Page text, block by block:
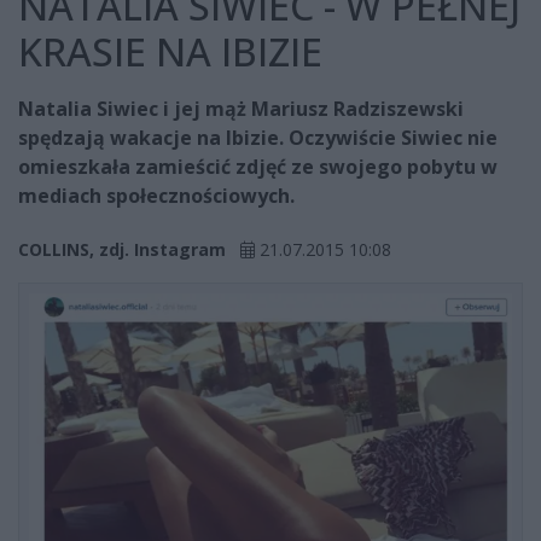
KRASIE NA IBIZIE
Natalia Siwiec i jej mąż Mariusz Radziszewski
spędzają wakacje na Ibizie. Oczywiście Siwiec nie
omieszkała zamieścić zdjęć ze swojego pobytu w
mediach społecznościowych.
COLLINS, zdj. Instagram 21.07.2015 10:08